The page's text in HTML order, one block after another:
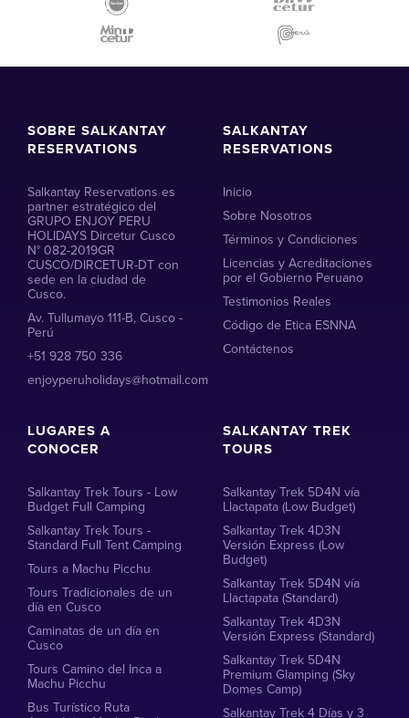
SOBRE SALKANTAY
RESERVATIONS
Salkantay Reservations es
partner estratégico del
GRUPO ENJOY PERU
HOLIDAYS Dircetur Cusco
N° 082-2019GR
CUSCO/DIRCETUR-DT con
sede en la ciudad de
Cusco.
Av. Tullumayo 111-B, Cusco -
Perú
+51 928 750 336
enjoyperuholidays@hotmail.com
SALKANTAY
RESERVATIONS
Inicio
Sobre Nosotros
Términos y Condiciones
Licencias y Acreditaciones
por el Gobierno Peruano
Testimonios Reales
Código de Etica ESNNA
Contáctenos
LUGARES A
CONOCER
Salkantay Trek Tours - Low
Budget Full Camping
Salkantay Trek Tours -
Standard Full Tent Camping
Tours a Machu Picchu
Tours Tradicionales de un
día en Cusco
Caminatas de un día en
Cusco
Tours Camino del Inca a
Machu Picchu
Bus Turístico Ruta
SALKANTAY TREK
TOURS
Salkantay Trek 5D4N vía
Llactapata (Low Budget)
Salkantay Trek 4D3N
Versión Express (Low
Budget)
Salkantay Trek 5D4N vía
Llactapata (Standard)
Salkantay Trek 4D3N
Versión Express (Standard)
Salkantay Trek 5D4N
Premium Glamping (Sky
Domes Camp)
Salkantay Trek 4 Días y 3